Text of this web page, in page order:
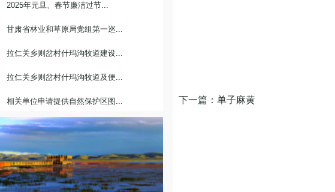
2025年元旦、春节廉洁过节...
甘肃省林业和草原局党组第一巡...
拉仁关乡则岔村什玛沟牧道建设...
拉仁关乡则岔村什玛沟牧道及便...
相关单位申请提供自然保护区图... 下一篇：单子麻黄